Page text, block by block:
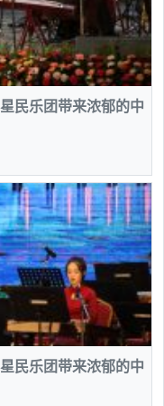
民乐团带来浓郁的中
民乐团带来浓郁的中